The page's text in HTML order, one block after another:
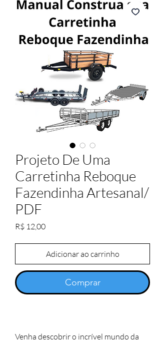
Projeto De Uma
Carretinha Reboque
Fazendinha Artesanal/
PDF
R$ 12,00Preço
Adicionar ao carrinho
Comprar
Venha descobrir o incrível mundo da